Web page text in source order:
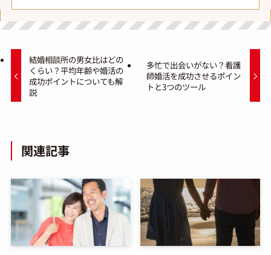
結婚相談所の男女比はどの
くらい？平均年齢や婚活の
成功ポイントについても解
説
多忙で出会いがない？看護
師婚活を成功させるポイン
トと3つのツール
関連記事